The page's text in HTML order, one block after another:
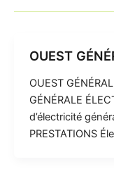
OUEST
OUEST
GÉNÉRALE
d’électricité
PRESTATIONS